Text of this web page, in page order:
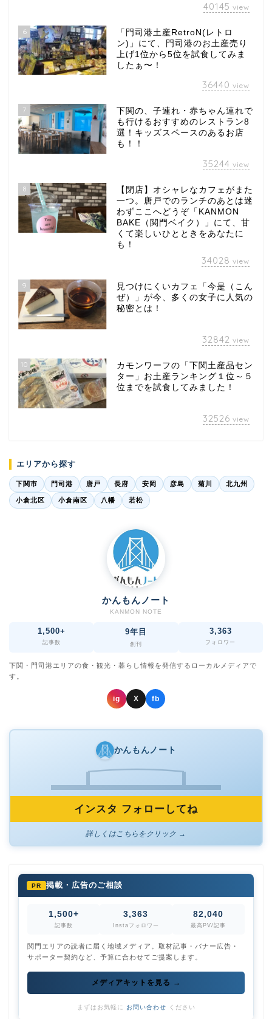
40145 view
6
「門司港土産RetroN(レトロ
ン)」にて、門司港のお土産売り
上げ1位から5位を試食してみま
したぁ〜！
36440 view
7
下関の、子連れ・赤ちゃん連れで
も行けるおすすめのレストラン8
選！キッズスペースのあるお店
も！！
35244 view
8
【閉店】オシャレなカフェがまた
一つ。唐戸でのランチのあとは迷
わずここへどうぞ「KANMON
BAKE（関門ベイク）」にて、甘
くて楽しいひとときをあなたに
も！
34028 view
9
見つけにくいカフェ「今是（こん
ぜ）」が今、多くの女子に人気の
秘密とは！
32842 view
10
カモンワーフの「下関土産品セン
ター」お土産ランキング１位～５
位までを試食してみました！
32526 view
エリアから探す
下関市 門司港 唐戸 長府 安岡 彦島 菊川 北九州
小倉北区 小倉南区 八幡 若松
かんもんノート
KANMON NOTE
1,500+
記事数
9年目
創刊
3,363
フォロワー
下関・門司港エリアの食・観光・暮らし情報を発信するローカルメディアで
す。
ig X fb
かんもんノート
インスタ フォローしてね
詳しくはこちらをクリック →
PR 掲載・広告のご相談
1,500+
記事数
3,363
Instaフォロワー
82,040
最高PV/記事
関門エリアの読者に届く地域メディア。取材記事・バナー広告・
サポーター契約など、予算に合わせてご提案します。
メディアキットを見る →
まずはお気軽に お問い合わせ ください